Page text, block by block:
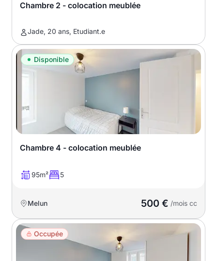
Chambre 2 - colocation meublée
Jade, 20 ans, Etudiant.e
Disponible
Chambre 4 - colocation meublée
95m² 5
Melun 500 € /mois cc
Occupée